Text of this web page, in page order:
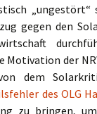
„ungestört“
gegen den
Motivation der
dem
des OLG
zu bringen,